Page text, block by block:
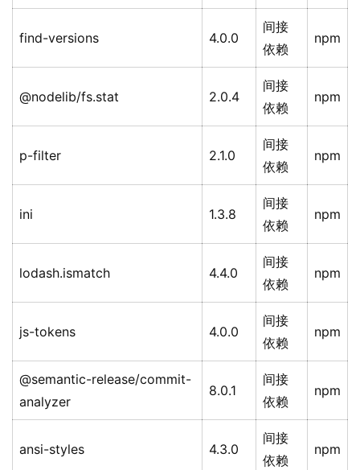
find-versions 4.0.0
间接
依赖
npm
@nodelib/fs.stat 2.0.4
间接
依赖
npm
p-filter 2.1.0
间接
依赖
npm
ini 1.3.8
间接
依赖
npm
lodash.ismatch 4.4.0
间接
依赖
npm
js-tokens 4.0.0
间接
依赖
npm
@semantic-release/commit-
analyzer
8.0.1
间接
依赖
npm
ansi-styles 4.3.0
间接
依赖
npm